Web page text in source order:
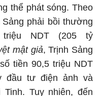
thể phát sóng. Theo
phải bồi thường
NDT (205 tỷ
mật giả , Trịnh Sảng
tiền 90,5 triệu NDT
đầu tư điện ảnh và
Tuy nhiên, đến